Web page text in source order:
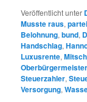
Veröffentlicht unter
Musste raus,
Belohnung,bund,
Handschlag,
Luxusrente,
Oberbürgermeister
Steuerzahler,
Versorgung,